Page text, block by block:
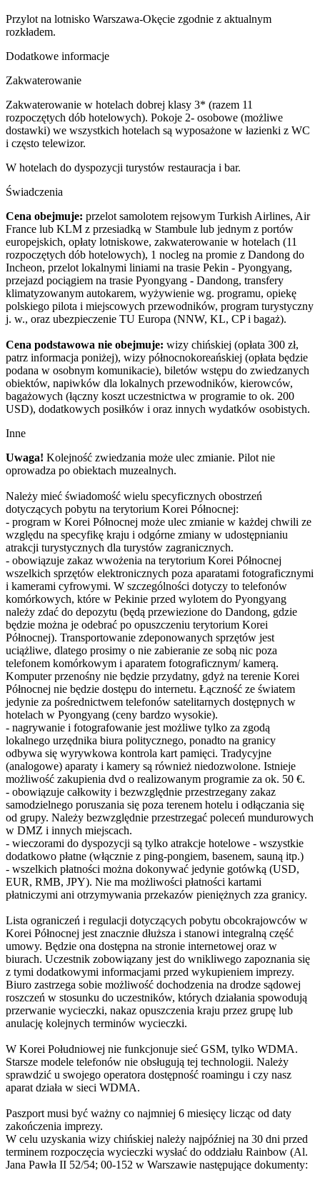
Przylot na lotnisko Warszawa-Okęcie zgodnie z aktualnym
rozkładem.
Dodatkowe informacje
Zakwaterowanie
Zakwaterowanie w hotelach dobrej klasy 3* (razem 11
rozpoczętych dób hotelowych). Pokoje 2- osobowe (możliwe
dostawki) we wszystkich hotelach są wyposażone w łazienki z WC
i często telewizor.
W hotelach do dyspozycji turystów restauracja i bar.
Świadczenia
Cena obejmuje: przelot samolotem rejsowym Turkish Airlines, Air
France lub KLM z przesiadką w Stambule lub jednym z portów
europejskich, opłaty lotniskowe, zakwaterowanie w hotelach (11
rozpoczętych dób hotelowych), 1 nocleg na promie z Dandong do
Incheon, przelot lokalnymi liniami na trasie Pekin - Pyongyang,
przejazd pociągiem na trasie Pyongyang - Dandong, transfery
klimatyzowanym autokarem, wyżywienie wg. programu, opiekę
polskiego pilota i miejscowych przewodników, program turystyczny
j. w., oraz ubezpieczenie TU Europa (NNW, KL, CP i bagaż).
Cena podstawowa nie obejmuje: wizy chińskiej (opłata 300 zł,
patrz informacja poniżej), wizy północnokoreańskiej (opłata będzie
podana w osobnym komunikacie), biletów wstępu do zwiedzanych
obiektów, napiwków dla lokalnych przewodników, kierowców,
bagażowych (łączny koszt uczestnictwa w programie to ok. 200
USD), dodatkowych posiłków i oraz innych wydatków osobistych.
Inne
Uwaga! Kolejność zwiedzania może ulec zmianie. Pilot nie
oprowadza po obiektach muzealnych.
Należy mieć świadomość wielu specyficznych obostrzeń
dotyczących pobytu na terytorium Korei Północnej:
- program w Korei Północnej może ulec zmianie w każdej chwili ze
względu na specyfikę kraju i odgórne zmiany w udostępnianiu
atrakcji turystycznych dla turystów zagranicznych.
- obowiązuje zakaz wwożenia na terytorium Korei Północnej
wszelkich sprzętów elektronicznych poza aparatami fotograficznymi
i kamerami cyfrowymi. W szczególności dotyczy to telefonów
komórkowych, które w Pekinie przed wylotem do Pyongyang
należy zdać do depozytu (będą przewiezione do Dandong, gdzie
będzie można je odebrać po opuszczeniu terytorium Korei
Północnej). Transportowanie zdeponowanych sprzętów jest
uciążliwe, dlatego prosimy o nie zabieranie ze sobą nic poza
telefonem komórkowym i aparatem fotograficznym/ kamerą.
Komputer przenośny nie będzie przydatny, gdyż na terenie Korei
Północnej nie będzie dostępu do internetu. Łączność ze światem
jedynie za pośrednictwem telefonów satelitarnych dostępnych w
hotelach w Pyongyang (ceny bardzo wysokie).
- nagrywanie i fotografowanie jest możliwe tylko za zgodą
lokalnego urzędnika biura politycznego, ponadto na granicy
odbywa się wyrywkowa kontrola kart pamięci. Tradycyjne
(analogowe) aparaty i kamery są również niedozwolone. Istnieje
możliwość zakupienia dvd o realizowanym programie za ok. 50 €.
- obowiązuje całkowity i bezwzględnie przestrzegany zakaz
samodzielnego poruszania się poza terenem hotelu i odłączania się
od grupy. Należy bezwzględnie przestrzegać poleceń mundurowych
w DMZ i innych miejscach.
- wieczorami do dyspozycji są tylko atrakcje hotelowe - wszystkie
dodatkowo płatne (włącznie z ping-pongiem, basenem, sauną itp.)
- wszelkich płatności można dokonywać jedynie gotówką (USD,
EUR, RMB, JPY). Nie ma możliwości płatności kartami
płatniczymi ani otrzymywania przekazów pieniężnych zza granicy.
Lista ograniczeń i regulacji dotyczących pobytu obcokrajowców w
Korei Północnej jest znacznie dłuższa i stanowi integralną część
umowy. Będzie ona dostępna na stronie internetowej oraz w
biurach. Uczestnik zobowiązany jest do wnikliwego zapoznania się
z tymi dodatkowymi informacjami przed wykupieniem imprezy.
Biuro zastrzega sobie możliwość dochodzenia na drodze sądowej
roszczeń w stosunku do uczestników, których działania spowodują
przerwanie wycieczki, nakaz opuszczenia kraju przez grupę lub
anulację kolejnych terminów wycieczki.
W Korei Południowej nie funkcjonuje sieć GSM, tylko WDMA.
Starsze modele telefonów nie obsługują tej technologii. Należy
sprawdzić u swojego operatora dostępność roamingu i czy nasz
aparat działa w sieci WDMA.
Paszport musi być ważny co najmniej 6 miesięcy licząc od daty
zakończenia imprezy.
W celu uzyskania wizy chińskiej należy najpóźniej na 30 dni przed
terminem rozpoczęcia wycieczki wysłać do oddziału Rainbow (Al.
Jana Pawła II 52/54; 00-152 w Warszawie następujące dokumenty: